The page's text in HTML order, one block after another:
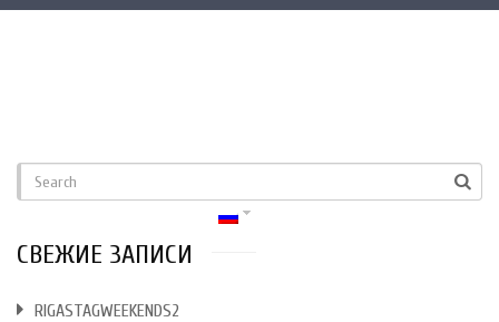
СВЕЖИЕ ЗАПИСИ
RIGASTAGWEEKENDS2